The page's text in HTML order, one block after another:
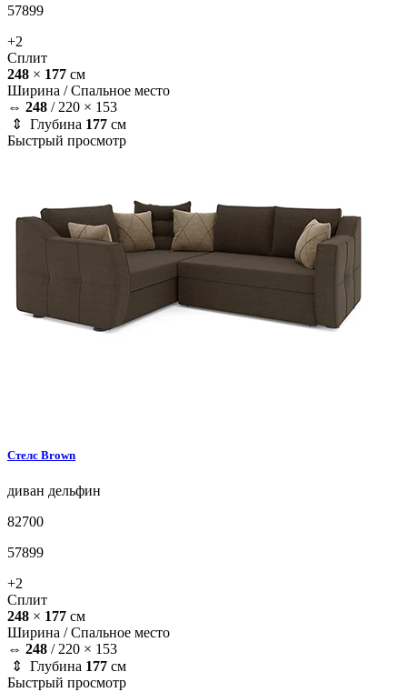
57899
+2
Сплит
248 × 177 см
Ширина /Спальное место
⇔ 248 / 220 × 153
⇕ Глубина 177 см
Быстрый просмотр
Стелс Brown
диван дельфин
82700
57899
+2
Сплит
248 × 177 см
Ширина /Спальное место
⇔ 248 / 220 × 153
⇕ Глубина 177 см
Быстрый просмотр